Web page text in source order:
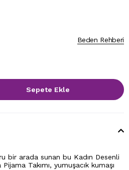
Beden Rehberi
bir arada sunan bu Kadın Desenli
Takımı, yumuşacık kumaşı